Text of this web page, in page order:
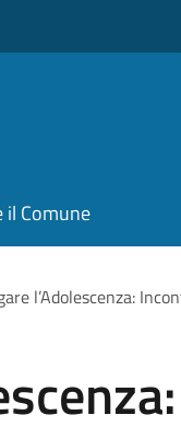
il Comune
l’Adolescenza: